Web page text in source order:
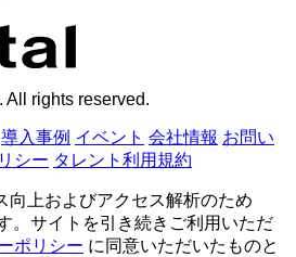
rights reserved.
導入事例 イベント 会社情報 お問い
シー タレント利用規約
向上およびアクセス解析のため
。サイトを引き続きご利用いただ
ポリシー に同意いただいたものと